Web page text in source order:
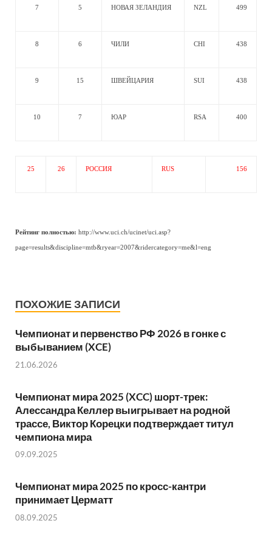
7 5 НОВАЯ ЗЕЛАНДИЯ NZL 499
8 6 ЧИЛИ CHI 438
9 15 ШВЕЙЦАРИЯ SUI 438
10 7 ЮАР RSA 400
25 26 РОССИЯ RUS 156
Рейтинг полностью: http://www.uci.ch/ucinet/uci.asp?
page=results&discipline=mtb&ryear=2007&ridercategory=me&l=eng
ПОХОЖИЕ ЗАПИСИ
Чемпионат и первенство РФ 2026 в гонке с
выбыванием (XCE)
21.06.2026
Чемпионат мира 2025 (XCC) шорт-трек:
Алессандра Келлер выигрывает на родной
трассе, Виктор Корецки подтверждает титул
чемпиона мира
09.09.2025
Чемпионат мира 2025 по кросс-кантри
принимает Церматт
08.09.2025